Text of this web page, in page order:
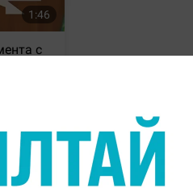
оқиғаның егжей-тегжейін